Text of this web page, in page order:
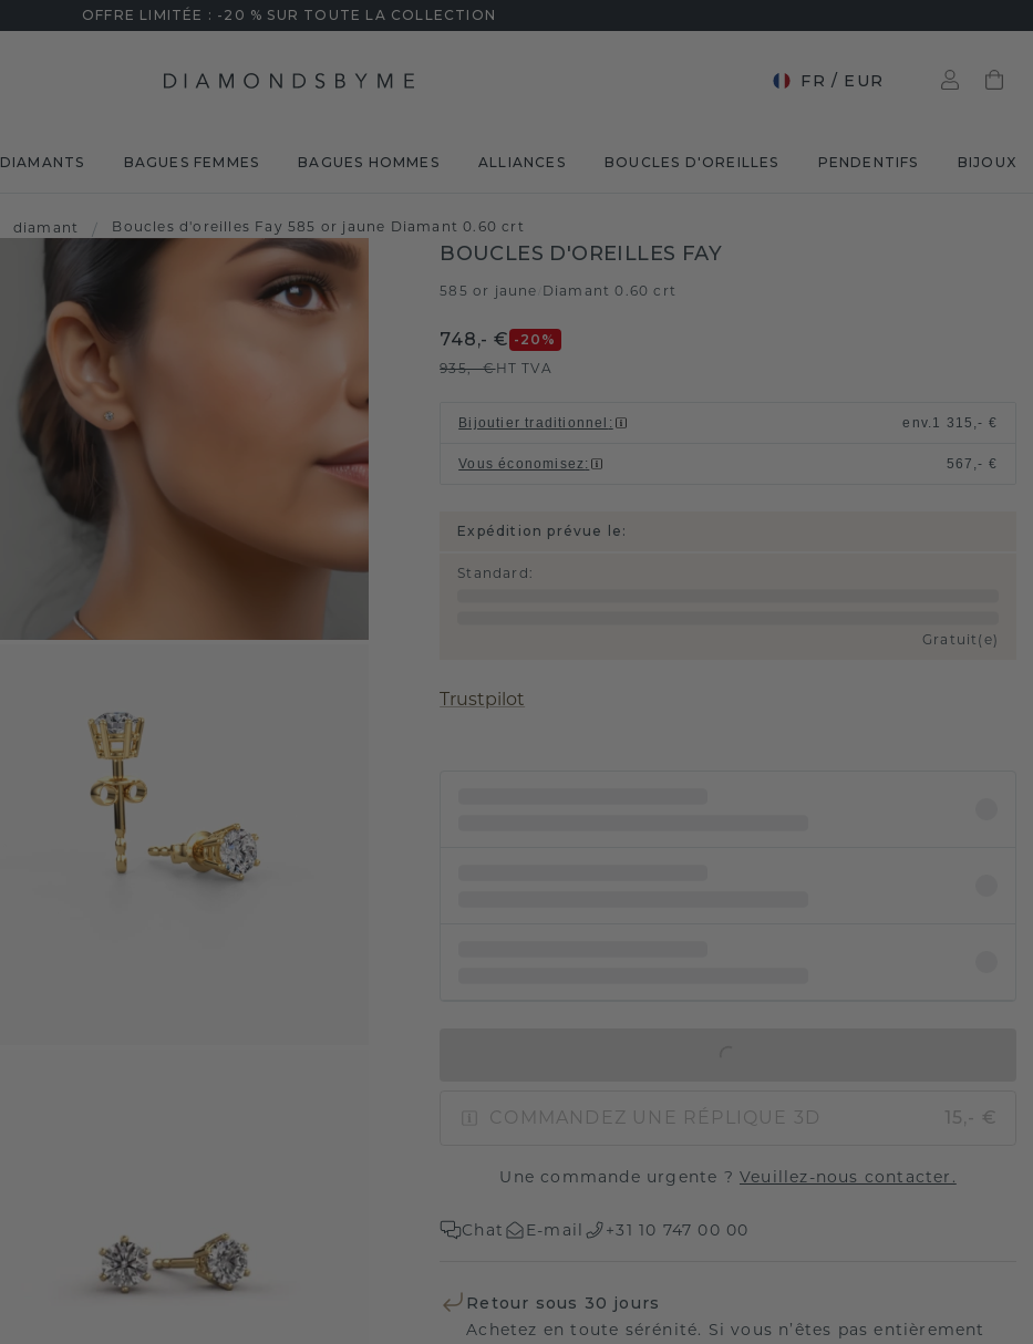
OFFRE LIMITÉE : -20 % SUR TOUTE LA COLLECTION
FR / EUR
DIAMANTS BAGUES FEMMES BAGUES HOMMES ALLIANCES BOUCLES D'OREILLES PENDENTIFS BIJOUX
diamant / Boucles d'oreilles Fay 585 or jaune Diamant 0.60 crt
BOUCLES D'OREILLES FAY
585 or jaune Diamant 0.60 crt
748,- € -20 %
935,- €HT TVA
Bijoutier traditionnel : env. 1 315,- €
Vous économisez: 567,- €
Expédition prévue le:
Standard :
Gratuit(e)
Trustpilot
COMMANDEZ UNE RÉPLIQUE 3D 15,- €
Une commande urgente ? Veuillez-nous contacter.
Chat E-mail +31 10 747 00 00
Retour sous 30 jours
Achetez en toute sérénité. Si vous n’êtes pas entièrement